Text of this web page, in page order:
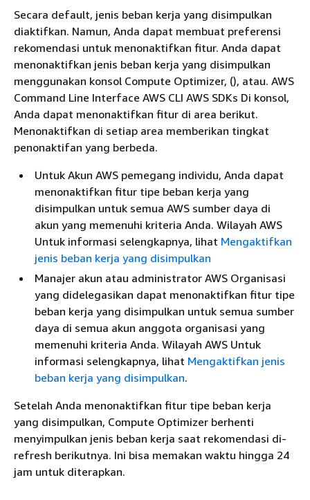
Secara default, jenis beban kerja yang disimpulkan
diaktifkan. Namun, Anda dapat membuat preferensi
rekomendasi untuk menonaktifkan fitur. Anda dapat
menonaktifkan jenis beban kerja yang disimpulkan
menggunakan konsol Compute Optimizer, (), atau. AWS
Command Line Interface AWS CLI AWS SDKs Di konsol,
Anda dapat menonaktifkan fitur di area berikut.
Menonaktifkan di setiap area memberikan tingkat
penonaktifan yang berbeda.
Untuk Akun AWS pemegang individu, Anda dapat
menonaktifkan fitur tipe beban kerja yang
disimpulkan untuk semua AWS sumber daya di
akun yang memenuhi kriteria Anda. Wilayah AWS
Untuk informasi selengkapnya, lihat Mengaktifkan
jenis beban kerja yang disimpulkan
Manajer akun atau administrator AWS Organisasi
yang didelegasikan dapat menonaktifkan fitur tipe
beban kerja yang disimpulkan untuk semua sumber
daya di semua akun anggota organisasi yang
memenuhi kriteria Anda. Wilayah AWS Untuk
informasi selengkapnya, lihat Mengaktifkan jenis
beban kerja yang disimpulkan.
Setelah Anda menonaktifkan fitur tipe beban kerja
yang disimpulkan, Compute Optimizer berhenti
menyimpulkan jenis beban kerja saat rekomendasi di-
refresh berikutnya. Ini bisa memakan waktu hingga 24
jam untuk diterapkan.